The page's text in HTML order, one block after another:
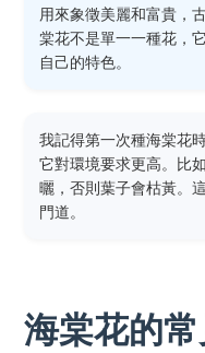
用來象徵美麗和富貴，
棠花不是單一一種花，
自己的特色。
我記得第一次種海棠花
它對環境要求更高。比
曬，否則葉子會枯黃。
門道。
海棠花的